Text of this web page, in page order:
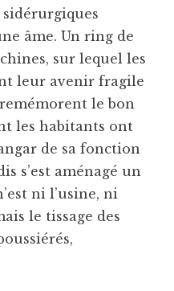
sidérurgiques
âme. Un ring de
sur lequel les
leur avenir fragile
le bon
les habitants ont
de sa fonction
s’est aménagé un
ni l’usine, ni
le tissage des